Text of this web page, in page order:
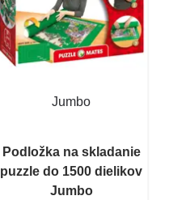
Jumbo
Podložka na skladanie
puzzle do 1500 dielikov
Jumbo